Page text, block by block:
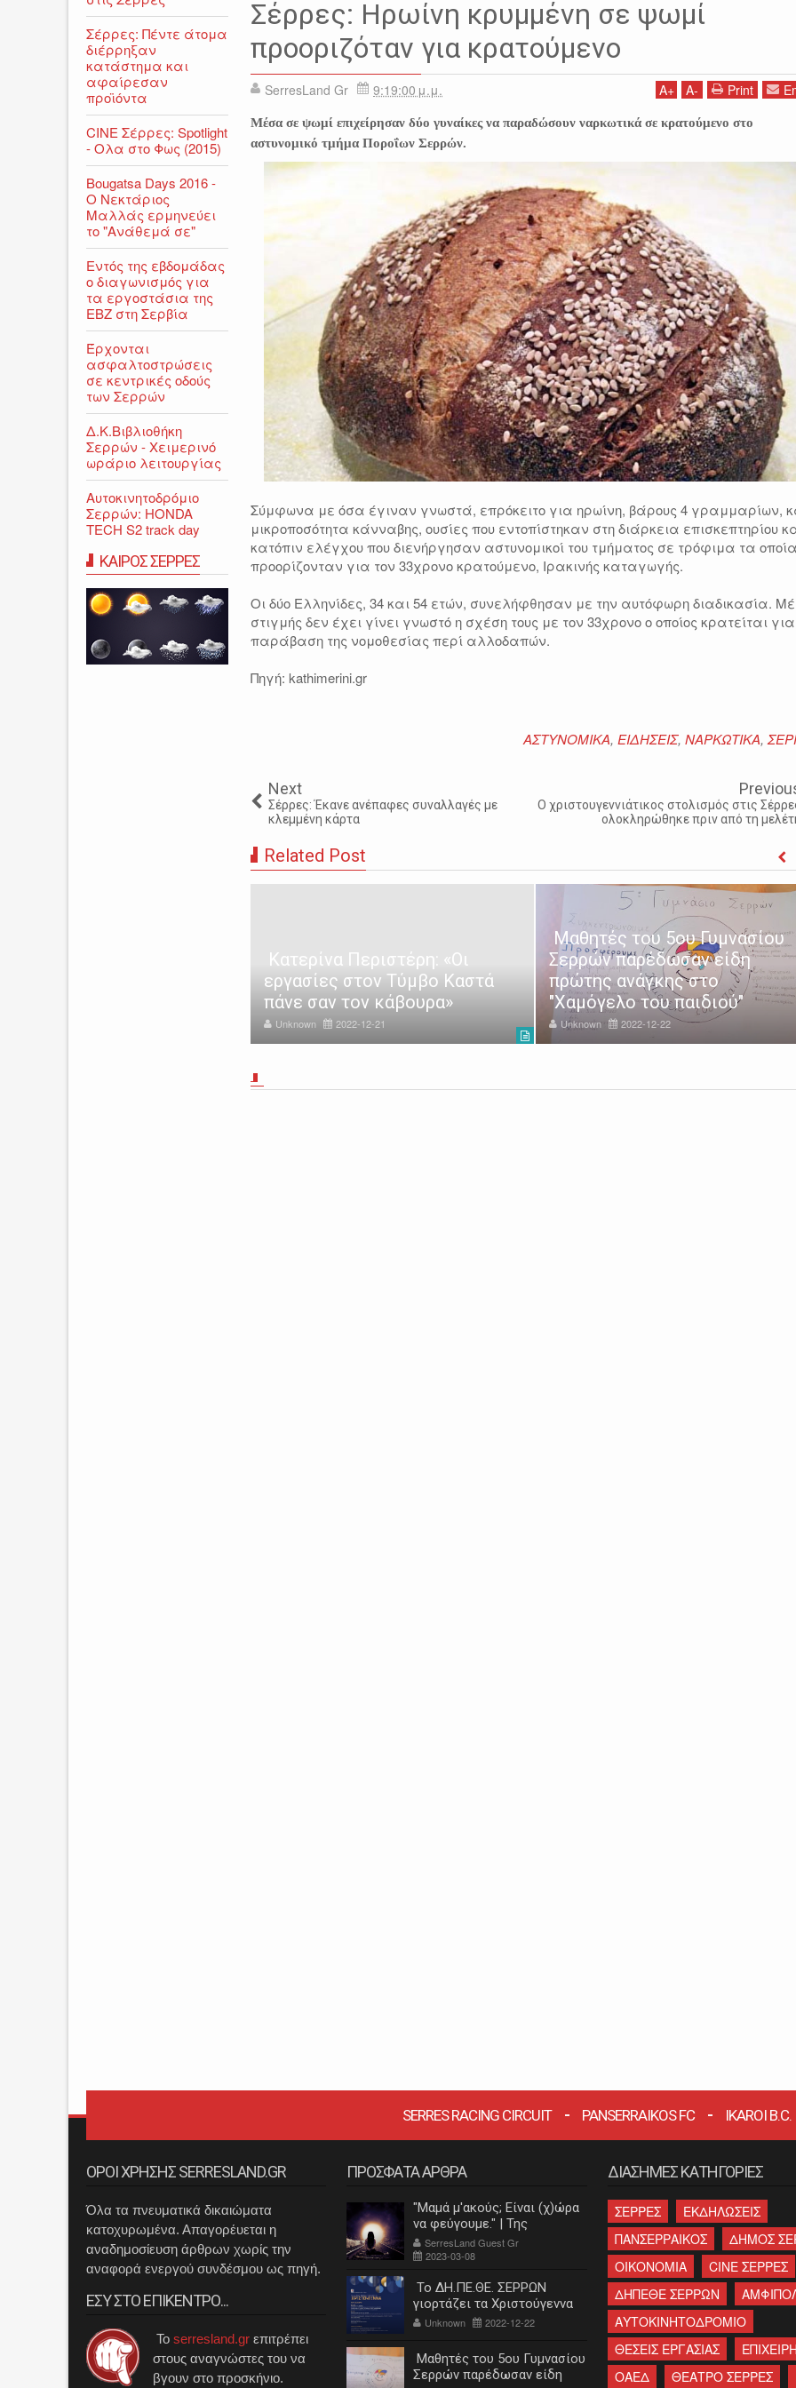
Σέρρες: Ηρωίνη κρυμμένη σε ψωμί
προοριζόταν για κρατούμενο
SerresLand Gr 9:19:00 μ.μ. A+ A- Print
Μέσα σε ψωμί επιχείρησαν δύο γυναίκες να παραδώσουν ναρκωτικά σε κρατούμενο στο
αστυνομικό τμήμα Ποροΐων Σερρών.
Σύμφωνα με όσα έγιναν γνωστά, επρόκειτο για ηρωίνη, βάρους 4 γραμμαρίων,
μικροποσότητα κάνναβης, ουσίες που εντοπίστηκαν στη διάρκεια επισκεπτηρίου
κατόπιν ελέγχου που διενήργησαν αστυνομικοί του τμήματος σε τρόφιμα τα οποία
προορίζονταν για τον 33χρονο κρατούμενο, Ιρακινής καταγωγής.
Οι δύο Ελληνίδες, 34 και 54 ετών, συνελήφθησαν με την αυτόφωρη διαδικασία.
στιγμής δεν έχει γίνει γνωστό η σχέση τους με τον 33χρονο ο οποίος κρατείται για
παράβαση της νομοθεσίας περί αλλοδαπών.
Πηγή: kathimerini.gr
ΑΣΤΥΝΟΜΙΚΑ, ΕΙΔΗΣΕΙΣ, ΝΑΡΚΩΤΙΚΑ,
Next
Σέρρες: Έκανε ανέπαφες συναλλαγές με
κλεμμένη κάρτα
Ο χριστουγεννιάτικος στολισμός στις
ολοκληρώθηκε πριν από τη
Related Post
Κατερίνα Περιστέρη: «Οι
εργασίες στον Τύμβο Καστά
πάνε σαν τον κάβουρα»
Unknown 2022-12-21
Μαθητές του 5ου Γυμνασίου
Σερρών παρέδωσαν είδη
πρώτης ανάγκης στο
"Χαμόγελο του παιδιού"
Unknown 2022-12-22
Σέρρες: Πέντε άτομα
διέρρηξαν
κατάστημα και
αφαίρεσαν
προϊόντα
CINE Σέρρες: Spotlight
- Ολα στο Φως (2015)
Bougatsa Days 2016 -
Ο Νεκτάριος
Μαλλάς ερμηνεύει
το "Ανάθεμά σε"
Εντός της εβδομάδας
ο διαγωνισμός για
τα εργοστάσια της
ΕΒΖ στη Σερβία
Έρχονται
ασφαλτοστρώσεις
σε κεντρικές οδούς
των Σερρών
Δ.Κ.Βιβλιοθήκη
Σερρών - Χειμερινό
ωράριο λειτουργίας
Αυτοκινητοδρόμιο
Σερρών: HONDA
TECH S2 track day
ΚΑΙΡΟΣ ΣΕΡΡΕΣ
SERRES RACING CIRCUIT PANSERRAIKOS FC IKAROI B.C.
ΟΡΟΙ ΧΡΗΣΗΣ SERRESLAND.GR
Όλα τα πνευματικά δικαιώματα
κατοχυρωμένα. Απαγορέυεται η
αναδημοσίευση άρθρων χωρίς την
αναφορά ενεργού συνδέσμου ως πηγή.
ΕΣΥ ΣΤΟ ΕΠΙΚΕΝΤΡΟ...
Το serresland.gr επιτρέπει
στους αναγνώστες του να
βγουν στο προσκήνιο.
ΠΡΟΣΦΑΤΑ ΑΡΘΡΑ
"Μαμά μ'ακούς; Είναι (χ)ώρα
να φεύγουμε." | Της
Κατερίνας Λεβαντή
SerresLand Guest Gr
2023-03-08
Το ΔΗ.ΠΕ.ΘΕ. ΣΕΡΡΩΝ
γιορτάζει τα Χριστούγεννα
Unknown 2022-12-22
Μαθητές του 5ου Γυμνασίου
Σερρών παρέδωσαν είδη
ΔΙΑΣΗΜΕΣ ΚΑΤΗΓΟΡΙΕΣ
ΣΕΡΡΕΣ
ΕΚΔΗΛΩΣΕΙΣ
ΠΑΝΣΕΡΡΑΙΚΟΣ
ΔΗΜΟΣ
ΟΙΚΟΝΟΜΙΑ
CINE ΣΕΡΡΕΣ
ΔΗΠΕΘΕ ΣΕΡΡΩΝ
ΑΥΤΟΚΙΝΗΤΟΔΡΟΜΙΟ
ΘΕΣΕΙΣ ΕΡΓΑΣΙΑΣ
ΟΑΕΔ
ΘΕΑΤΡΟ ΣΕΡΡΕΣ